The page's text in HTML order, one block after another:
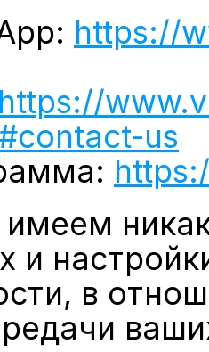
https://
https://
us
и
в